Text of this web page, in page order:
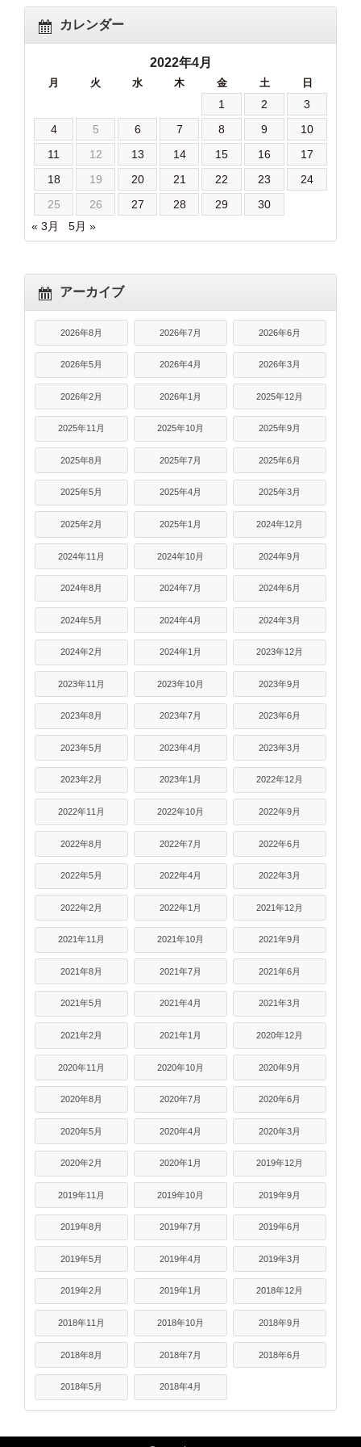
カレンダー
2022年4月
月 火 水 木 金 土 日
1 2
3
4
5 6 7 8 9
10
11
12 13 14 15 16
17
18
19 20 21 22 23
24
25
26 27 28 29
30
« 3月
5月 »
アーカイブ
2026年8月 2026年7月 2026年6月
2026年5月 2026年4月 2026年3月
2026年2月 2026年1月 2025年12月
2025年11月 2025年10月 2025年9月
2025年8月 2025年7月 2025年6月
2025年5月 2025年4月 2025年3月
2025年2月 2025年1月 2024年12月
2024年11月 2024年10月 2024年9月
2024年8月 2024年7月 2024年6月
2024年5月 2024年4月 2024年3月
2024年2月 2024年1月 2023年12月
2023年11月 2023年10月 2023年9月
2023年8月 2023年7月 2023年6月
2023年5月 2023年4月 2023年3月
2023年2月 2023年1月 2022年12月
2022年11月 2022年10月 2022年9月
2022年8月 2022年7月 2022年6月
2022年5月 2022年4月 2022年3月
2022年2月 2022年1月 2021年12月
2021年11月 2021年10月 2021年9月
2021年8月 2021年7月 2021年6月
2021年5月 2021年4月 2021年3月
2021年2月 2021年1月 2020年12月
2020年11月 2020年10月 2020年9月
2020年8月 2020年7月 2020年6月
2020年5月 2020年4月 2020年3月
2020年2月 2020年1月 2019年12月
2019年11月 2019年10月 2019年9月
2019年8月 2019年7月 2019年6月
2019年5月 2019年4月 2019年3月
2019年2月 2019年1月 2018年12月
2018年11月 2018年10月 2018年9月
2018年8月 2018年7月 2018年6月
2018年5月 2018年4月